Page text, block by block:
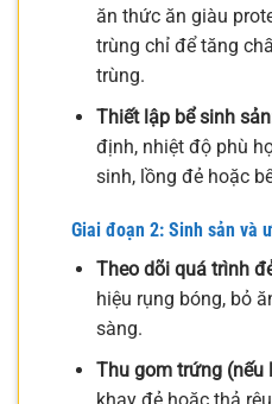
ăn thức ăn giàu
trùng chỉ để tăng
trùng.
Thiết lập bể sinh
định, nhiệt độ phù
sinh, lồng đẻ hoặc
Giai đoạn 2: Sinh sản và
Theo dõi quá trình
hiệu rụng bóng, bỏ
sàng.
Thu gom trứng (nếu